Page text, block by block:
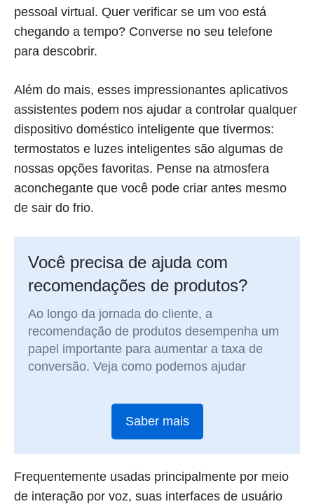
pessoal virtual. Quer verificar se um voo está
chegando a tempo? Converse no seu telefone
para descobrir.
Além do mais, esses impressionantes aplicativos
assistentes podem nos ajudar a controlar qualquer
dispositivo doméstico inteligente que tivermos:
termostatos e luzes inteligentes são algumas de
nossas opções favoritas. Pense na atmosfera
aconchegante que você pode criar antes mesmo
de sair do frio.
Você precisa de ajuda com
recomendações de produtos?
Ao longo da jornada do cliente, a
recomendação de produtos desempenha um
papel importante para aumentar a taxa de
conversão. Veja como podemos ajudar
Saber mais
Frequentemente usadas principalmente por meio
de interação por voz, suas interfaces de usuário